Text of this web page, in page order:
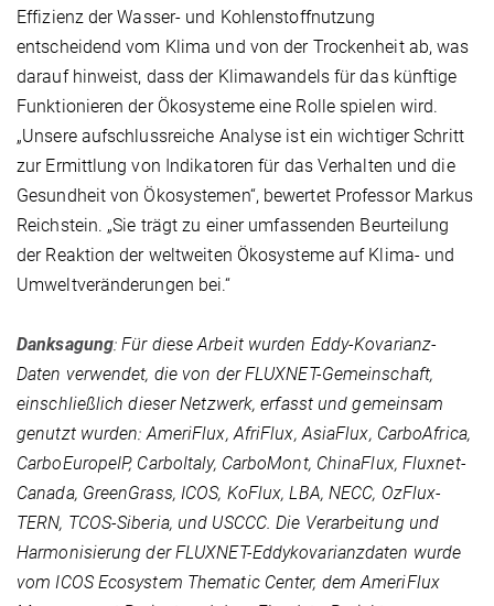
Effizienz der Wasser- und Kohlenstoffnutzung
entscheidend vom Klima und von der Trockenheit ab, was
darauf hinweist, dass der Klimawandels für das künftige
Funktionieren der Ökosysteme eine Rolle spielen wird.
„Unsere aufschlussreiche Analyse ist ein wichtiger Schritt
zur Ermittlung von Indikatoren für das Verhalten und die
Gesundheit von Ökosystemen“, bewertet Professor Markus
Reichstein. „Sie trägt zu einer umfassenden Beurteilung
der Reaktion der weltweiten Ökosysteme auf Klima- und
Umweltveränderungen bei.“
Danksagung: Für diese Arbeit wurden Eddy-Kovarianz-
Daten verwendet, die von der FLUXNET-Gemeinschaft,
einschließlich dieser Netzwerk, erfasst und gemeinsam
genutzt wurden: AmeriFlux, AfriFlux, AsiaFlux, CarboAfrica,
CarboEuropeIP, CarboItaly, CarboMont, ChinaFlux, Fluxnet-
Canada, GreenGrass, ICOS, KoFlux, LBA, NECC, OzFlux-
TERN, TCOS-Siberia, und USCCC. Die Verarbeitung und
Harmonisierung der FLUXNET-Eddykovarianzdaten wurde
vom ICOS Ecosystem Thematic Center, dem AmeriFlux